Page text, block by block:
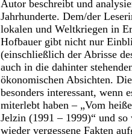
Autor beschreibt und
Jahrhunderte. Dem/der
lokalen und Weltkriegen in
Hofbauer gibt nicht nur
(einschließlich der Abrisse
auch in die dahinter
ökonomischen Absichten.
besonders interessant, wenn
miterlebt haben – „Vom
Jelzin (1991 – 1999)“ und
wieder vergessene Fakten